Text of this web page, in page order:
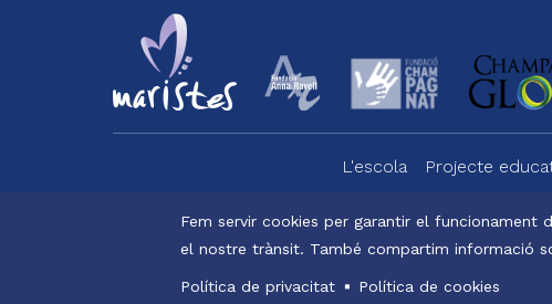
Fem servir cookies per garantir el
el nostre trànsit. També compartim informació
Política de privacitat Política de cookies
footer
L'escola Projecte
Alexia
Menu
legals